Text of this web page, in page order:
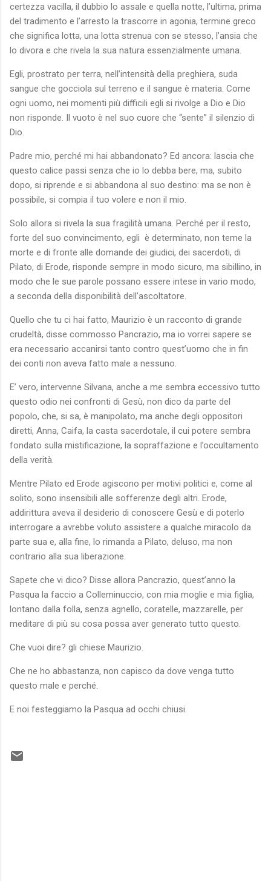
certezza vacilla, il dubbio lo assale e quella notte, l’ultima, prima
del tradimento e l’arresto la trascorre in agonia, termine greco
che significa lotta, una lotta strenua con se stesso, l’ansia che
lo divora e che rivela la sua natura essenzialmente umana.
Egli, prostrato per terra, nell’intensità della preghiera, suda
sangue che gocciola sul terreno e il sangue è materia. Come
ogni uomo, nei momenti più difficili egli si rivolge a Dio e Dio
non risponde. Il vuoto è nel suo cuore che “sente” il silenzio di
Dio.
Padre mio, perché mi hai abbandonato? Ed ancora: lascia che
questo calice passi senza che io lo debba bere, ma, subito
dopo, si riprende e si abbandona al suo destino: ma se non è
possibile, si compia il tuo volere e non il mio.
Solo allora si rivela la sua fragilità umana. Perché per il resto,
forte del suo convincimento, egli è determinato, non teme la
morte e di fronte alle domande dei giudici, dei sacerdoti, di
Pilato, di Erode, risponde sempre in modo sicuro, ma sibillino, in
modo che le sue parole possano essere intese in vario modo,
a seconda della disponibilità dell’ascoltatore.
Quello che tu ci hai fatto, Maurizio è un racconto di grande
crudeltà, disse commosso Pancrazio, ma io vorrei sapere se
era necessario accanirsi tanto contro quest’uomo che in fin
dei conti non aveva fatto male a nessuno.
E’ vero, intervenne Silvana, anche a me sembra eccessivo tutto
questo odio nei confronti di Gesù, non dico da parte del
popolo, che, si sa, è manipolato, ma anche degli oppositori
diretti, Anna, Caifa, la casta sacerdotale, il cui potere sembra
fondato sulla mistificazione, la sopraffazione e l’occultamento
della verità.
Mentre Pilato ed Erode agiscono per motivi politici e, come al
solito, sono insensibili alle sofferenze degli altri. Erode,
addirittura aveva il desiderio di conoscere Gesù e di poterlo
interrogare a avrebbe voluto assistere a qualche miracolo da
parte sua e, alla fine, lo rimanda a Pilato, deluso, ma non
contrario alla sua liberazione.
Sapete che vi dico? Disse allora Pancrazio, quest’anno la
Pasqua la faccio a Colleminuccio, con mia moglie e mia figlia,
lontano dalla folla, senza agnello, coratelle, mazzarelle, per
meditare di più su cosa possa aver generato tutto questo.
Che vuoi dire? gli chiese Maurizio.
Che ne ho abbastanza, non capisco da dove venga tutto
questo male e perché.
E noi festeggiamo la Pasqua ad occhi chiusi.